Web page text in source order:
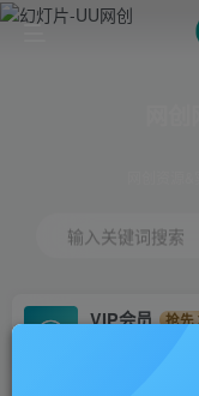
输入关键词搜索
VIP会员
抢先